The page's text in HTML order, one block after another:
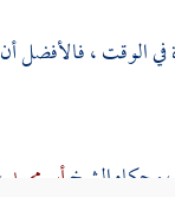
الوقت ، فالأفضل
وحكاه الشيخأبو محمد